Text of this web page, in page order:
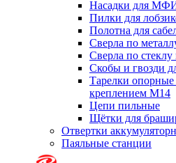
Насадки для
Пилки для
Полотна для
Сверла по
Сверла по
Скобы и гвозди
Тарелки
креплением М14
Цепи пильные
Щётки для
Отвертки
Паяльные станции